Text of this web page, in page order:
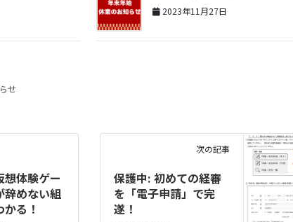
2023年11月27日
せ
想体験ゲー
辞めない組
る！
次の記事
保護中: 初めての経審
を「電子申請」で完
遂！